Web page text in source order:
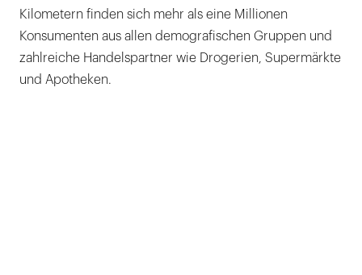
Kilometern finden sich mehr als eine Millionen
Konsumenten aus allen demografischen Gruppen und
zahlreiche Handelspartner wie Drogerien, Supermärkte
und Apotheken.